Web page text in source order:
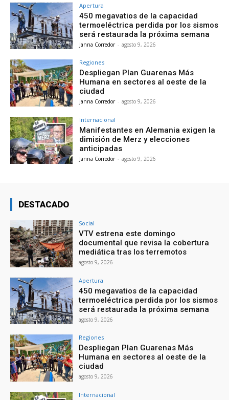
Apertura
450 megavatios de la capacidad
termoeléctrica perdida por los sismos
será restaurada la próxima semana
Janna Corredor - agosto 9, 2026
Regiones
Despliegan Plan Guarenas Más
Humana en sectores al oeste de la
ciudad
Janna Corredor - agosto 9, 2026
Internacional
Manifestantes en Alemania exigen la
dimisión de Merz y elecciones
anticipadas
Janna Corredor - agosto 9, 2026
DESTACADO
Social
VTV estrena este domingo
documental que revisa la cobertura
mediática tras los terremotos
agosto 9, 2026
Apertura
450 megavatios de la capacidad
termoeléctrica perdida por los sismos
será restaurada la próxima semana
agosto 9, 2026
Regiones
Despliegan Plan Guarenas Más
Humana en sectores al oeste de la
ciudad
agosto 9, 2026
Internacional